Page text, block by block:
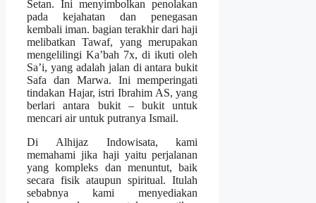
Setan. Ini menyimbolkan penolakan
pada kejahatan dan penegasan
kembali iman. bagian terakhir dari haji
melibatkan Tawaf, yang merupakan
mengelilingi Ka’bah 7x, di ikuti oleh
Sa’i, yang adalah jalan di antara bukit
Safa dan Marwa. Ini memperingati
tindakan Hajar, istri Ibrahim AS, yang
berlari antara bukit – bukit untuk
mencari air untuk putranya Ismail.
Di Alhijaz Indowisata, kami
memahami jika haji yaitu perjalanan
yang kompleks dan menuntut, baik
secara fisik ataupun spiritual. Itulah
sebabnya kami menyediakan